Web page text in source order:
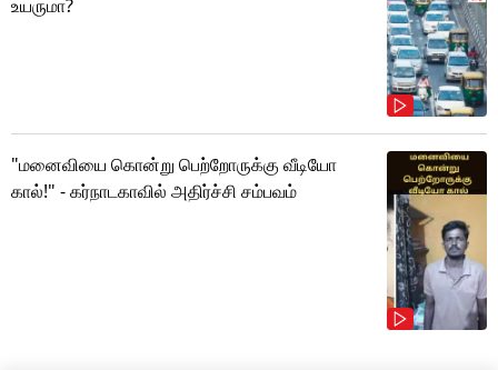
உயருமா?
"மனைவியை கொன்று பெற்றோருக்கு வீடியோ
கால்!" - கர்நாடகாவில் அதிர்ச்சி சம்பவம்